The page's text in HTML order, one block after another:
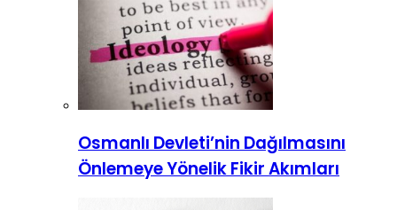
Osmanlı Devleti’nin Dağılmasını
Önlemeye Yönelik Fikir Akımları